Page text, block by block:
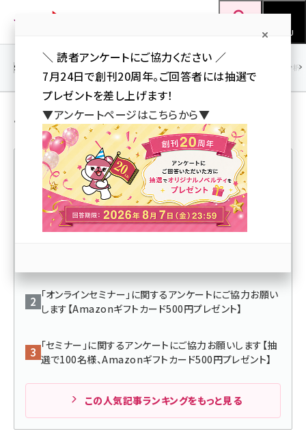
ン
MENU
seo (3516)
ai (2799)
youtube (2420)
note (2308)
z世代 (1617)
meo (1274)
SEO アクセス解析／データ分析
広報／ネットPR ＋ その他 の 解説記事
人気記事ランキング
「オンラインセミナー」に関するアンケートにご協力お願い
します【Amazonギフトカード500円プレゼント】
「セミナー」に関するアンケートにご協力お願いします【抽
選で100名様、Amazonギフトカード500円プレゼント】
この人気記事ランキングをもっと見る
＼ 読者アンケートにご協力ください ／
7月24日で創刊20周年。ご回答者には抽選で
プレゼントを差し上げます！
▼アンケートページはこちらから▼